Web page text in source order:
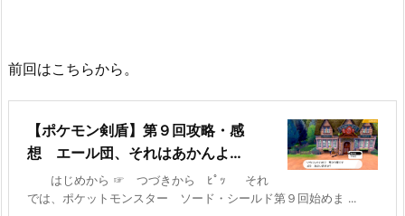
前回はこちらから。
【ポケモン剣盾】第９回攻略・感
想 エール団、それはあかんよ…
はじめから ☞ つづきから ﾋﾟｯ それ
では、ポケットモンスター ソード・シールド第９回始めま ...